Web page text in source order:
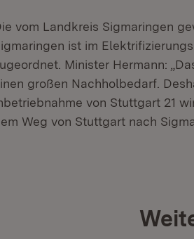
vom Landkreis Sigmaringen
ist im
Minister Hermann:
großen Nachholbedarf.
von Stuttgart 21
Weg von Stuttgart nach